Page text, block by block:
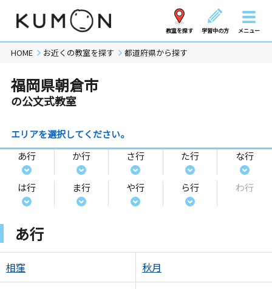
教室を探す 学習中の方 メニュー
HOME お近くの教室を探す 都道府県から探す
福岡県朝倉市
の公文式教室
エリアを選択してください。
あ行
か行 さ行 た行 な行
は行 ま行 や行 ら行 わ行
あ行
相窪 秋月